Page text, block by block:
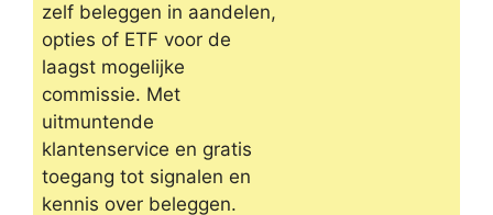
zelf beleggen in aandelen,
opties of ETF voor de
laagst mogelijke
commissie. Met
uitmuntende
klantenservice en gratis
toegang tot signalen en
kennis over beleggen.